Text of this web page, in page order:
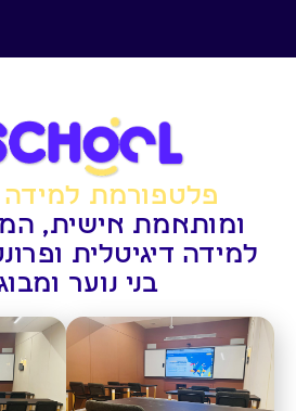
פלטפורמת
ומותאמת אישית,
למידה דיגיטלית
בני נוער